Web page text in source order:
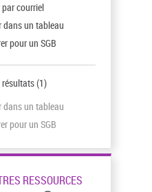
par courriel
dans un tableau
pour un SGB
résultats(1)
dans un tableau
pour un SGB
RESSOURCES